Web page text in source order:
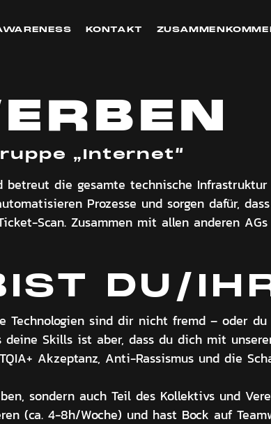
KONTAKT
„Internet“
die gesamte technische Infrastruktur
Prozesse und sorgen dafür,
Scan. Zusammen mit allen anderen
DU/
Technologien sind dir nicht fremd – oder
deine Skills ist aber, dass du dich mit
Akzeptanz, Anti-Rassismus und die
sondern auch Teil des Kollektivs und
(ca. 4-8h/Woche) und hast Bock auf